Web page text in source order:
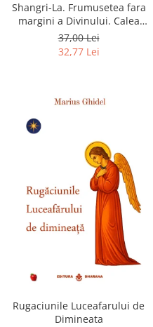
Shangri-La. Frumusetea fara
margini a Divinului. Calea
catre fericire
37,00 Lei
32,77 Lei
Rugaciunile Luceafarului de
Dimineata